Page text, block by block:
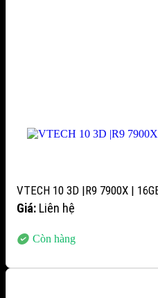
VTECH 10 3D |R9 7900X |
Giá: Liên hệ
Còn hàng